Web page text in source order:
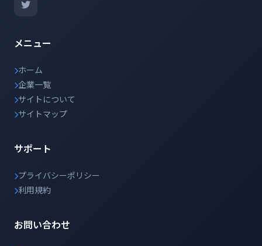
メニュー
ホーム
企業一覧
サイトについて
サイトマップ
サポート
プライバシーポリシー
利用規約
お問い合わせ